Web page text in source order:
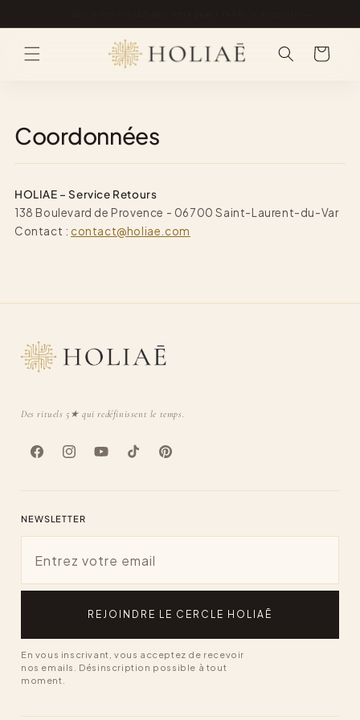
au
contenu
Panier
Coordonnées
HOLIAE – Service Retours
138 Boulevard de Provence - 06700 Saint-Laurent-du-Var
Contact : contact@holiae.com
Des rituels 5★ qui redéfinissent le temps.
Facebook
InstagramYouTubeTikTokPinterest
NEWSLETTER
REJOINDRE LE CERCLE HOLIAĒ
En vous inscrivant, vous acceptez de recevoir
nos emails. Désinscription possible à tout
moment.